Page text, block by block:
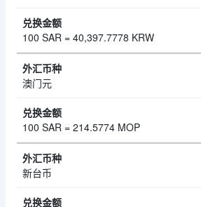
100 SAR = 40,397.7778 KRW
澳门元
100 SAR = 214.5774 MOP
新台币